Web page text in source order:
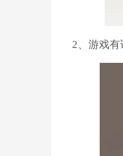
2、游戏有